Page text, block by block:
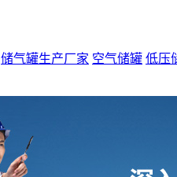
储气罐生产厂家 空气储罐 低压